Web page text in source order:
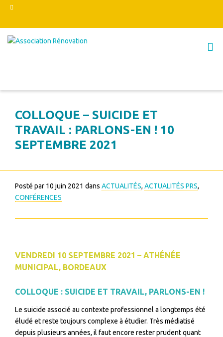
COLLOQUE – SUICIDE ET
TRAVAIL : PARLONS-EN ! 10
SEPTEMBRE 2021
Posté par 10 juin 2021 dans ACTUALITÉS, ACTUALITÉS PRS,
CONFÉRENCES
VENDREDI 10 SEPTEMBRE 2021 – ATHÉNÉE
MUNICIPAL, BORDEAUX
COLLOQUE : SUICIDE ET TRAVAIL, PARLONS-EN !
Le suicide associé au contexte professionnel a longtemps été
éludé et reste toujours complexe à étudier. Très médiatisé
depuis plusieurs années, il faut encore rester prudent quant